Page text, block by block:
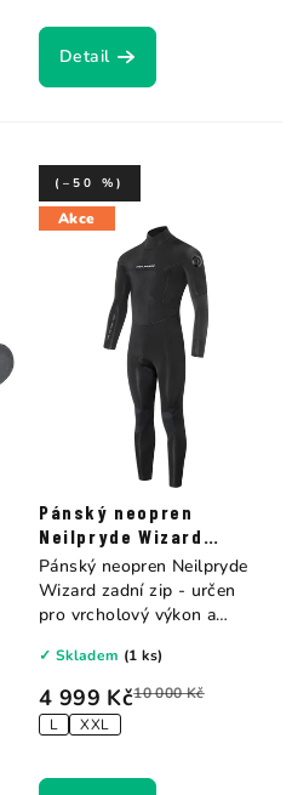
Detail
Akce
Pánský neopren
Neilpryde Wizard
Fullsuit B/Z 5/4
4 999 Kč10 000 Kč
(–50 %)
L XXL
✓ Skladem (1 ks)
Pánský neopren Neilpryde
Wizard zadní zip - určen
pro vrcholový výkon a